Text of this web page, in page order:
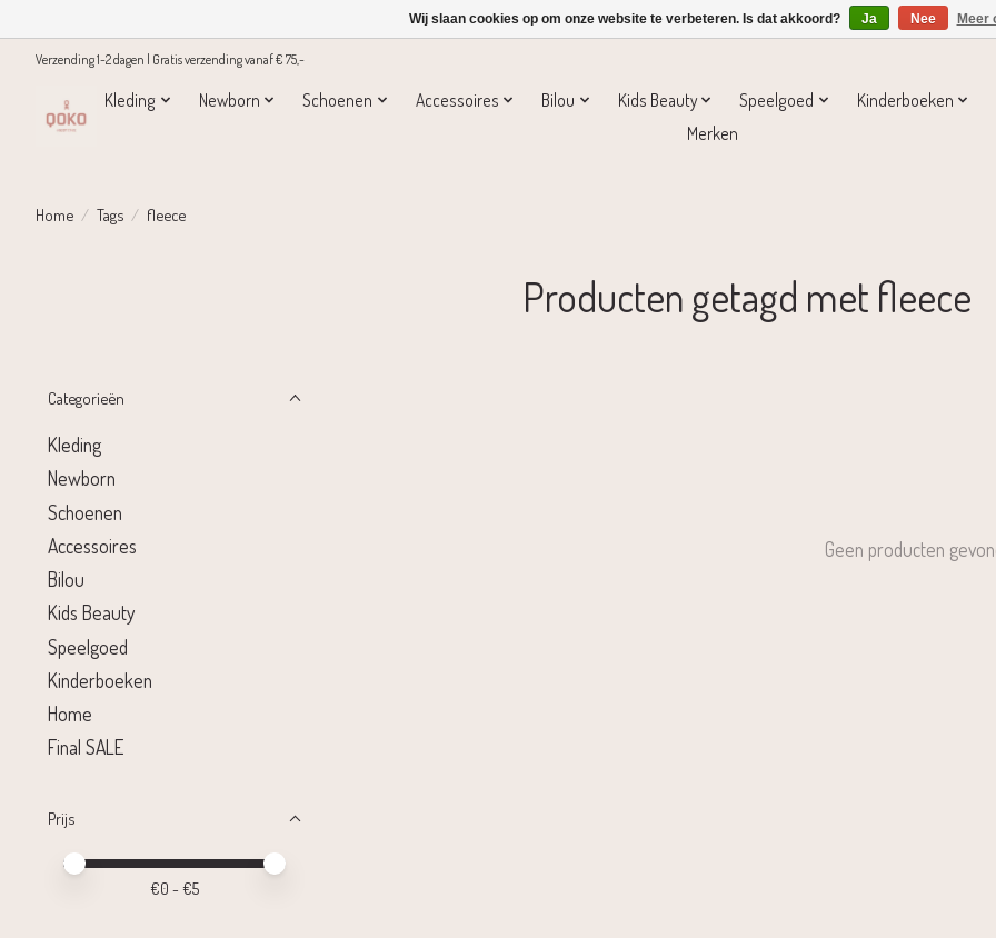
Verzending 1-2 dagen | Gratis verzending vanaf € 75,-
Kleding Newborn Schoenen Accessoires Bilou Kids Beauty Speelgoed
Kinderboeken
Merken
Home / Tags / fleece
Producten getagd met fleece
Categorieën
Kleding
Newborn
Schoenen
Accessoires
Bilou
Kids Beauty
Speelgoed
Kinderboeken
Home
Final SALE
Prijs
Minimale prijswaarde
Price maximum value
€0 - €5
Geen producten
Wij slaan cookies op om onze website te verbeteren. Is dat akkoord? Ja Nee Meer